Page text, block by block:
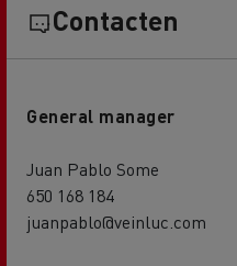
Contacten
General manager
Juan Pablo Some
650 168 184
juanpablo@veinluc.com